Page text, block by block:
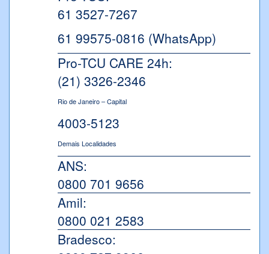
61 3527-7267
61 99575-0816 (WhatsApp)
Pro-TCU CARE 24h:
(21) 3326-2346
Rio de Janeiro – Capital
4003-5123
Demais Localidades
ANS:
0800 701 9656
Amil:
0800 021 2583
Bradesco: